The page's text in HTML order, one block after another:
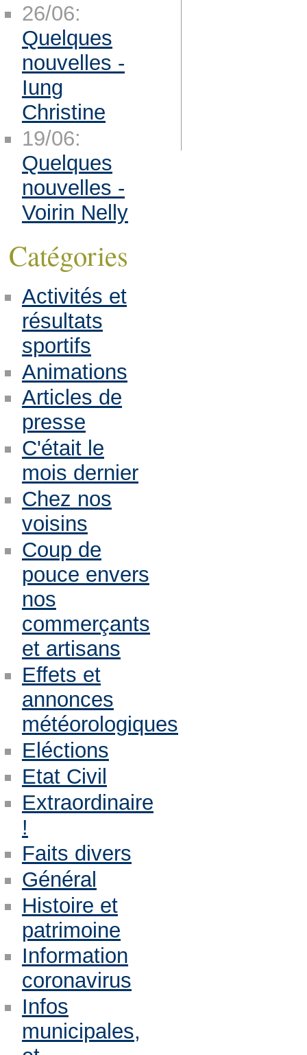
26/06:
Quelques
nouvelles -
Iung
Christine
19/06:
Quelques
nouvelles -
Voirin Nelly
Catégories
Activités et
résultats
sportifs
Animations
Articles de
presse
C'était le
mois dernier
Chez nos
voisins
Coup de
pouce envers
nos
commerçants
et artisans
Effets et
annonces
météorologiques
Eléctions
Etat Civil
Extraordinaire
!
Faits divers
Général
Histoire et
patrimoine
Information
coronavirus
Infos
municipales,